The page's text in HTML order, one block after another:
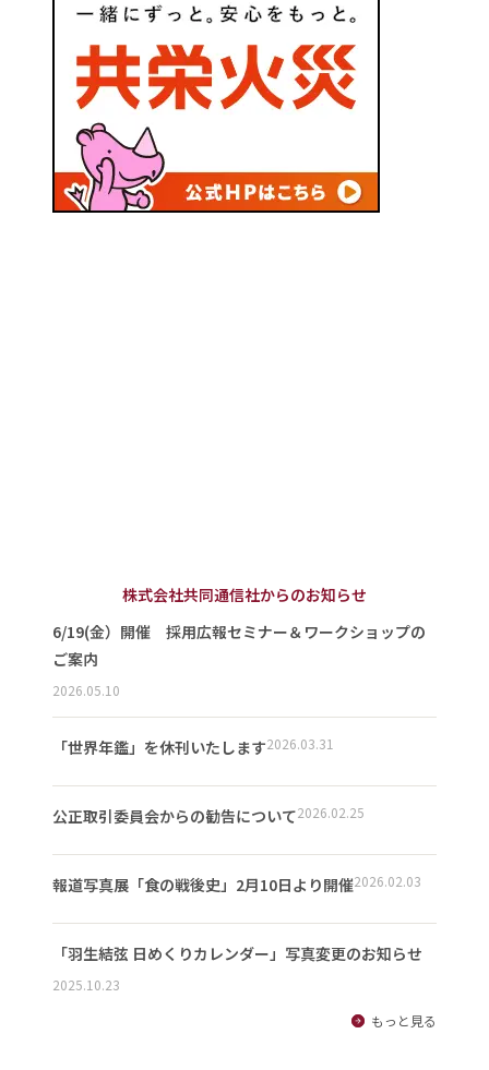
株式会社共同通信社からのお知らせ
6/19(金）開催 採用広報セミナー＆ワークショップの
ご案内
2026.05.10
「世界年鑑」を休刊いたします2026.03.31
公正取引委員会からの勧告について2026.02.25
報道写真展「食の戦後史」2月10日より開催2026.02.03
「羽生結弦 日めくりカレンダー」写真変更のお知らせ
2025.10.23
もっと見る